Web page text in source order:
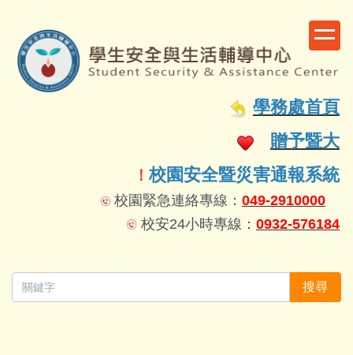
主
要
學務處首頁
贈予暨大
！校園安全暨災害通報系統
校園緊急連絡專線： 049-2910000
校安24小時專線： 0932-576184
搜尋